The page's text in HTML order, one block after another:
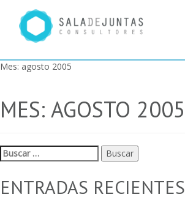
Mes: agosto 2005
MES: AGOSTO 2005
Buscar:
ENTRADAS RECIENTES